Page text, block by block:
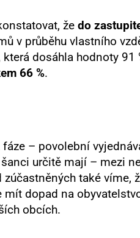
že do
v průběhu vlastního
dosáhla hodnoty
66 %.
–⁠ povolební
určitě mají – mezi
také víme,
dopad na
obcích.